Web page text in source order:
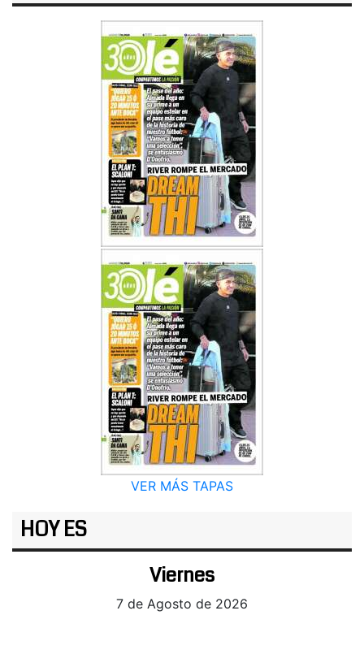
VER MÁS TAPAS
HOY ES
Viernes
7 de Agosto de 2026